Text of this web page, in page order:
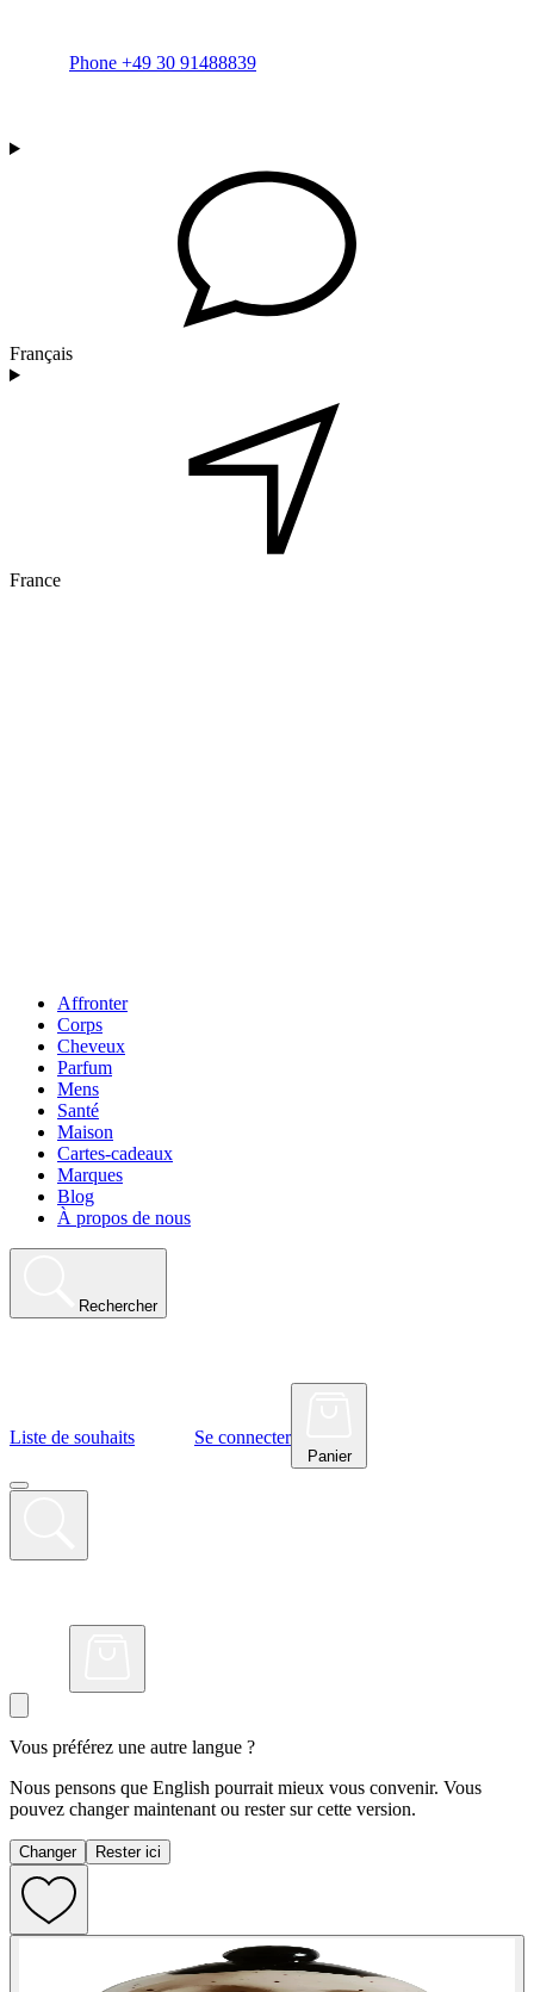
Phone +49 30 91488839
Français
France
Affronter
Corps
Cheveux
Parfum
Mens
Santé
Maison
Cartes-cadeaux
Marques
Blog
À propos de nous
Rechercher
Liste de souhaits Se connecter
Panier
Vous préférez une autre langue ?
Nous pensons que English pourrait mieux vous convenir. Vous
pouvez changer maintenant ou rester sur cette version.
Changer Rester ici